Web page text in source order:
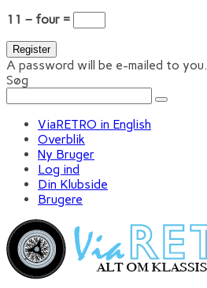
11 − four =
A password will be e-mailed to you.
Søg
ViaRETRO in English
Overblik
Ny Bruger
Log ind
Din Klubside
Brugere